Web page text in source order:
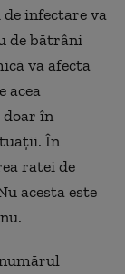
infectare va
de bătrâni
va afecta
acea
în
În
ratei de
acesta este